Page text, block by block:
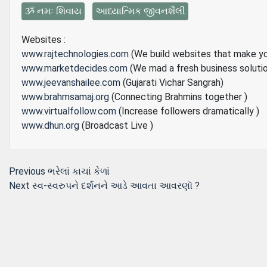
ૐ નમઃ શિવાય આધ્યાત્મિક જીવનશૈલી
Websites :
www.rajtechnologies.com (We build websites that make
www.marketdecides.com (We mad a fresh business
www.jeevanshailee.com (Gujarati Vichar Sangrah)
www.brahmsamaj.org (Connecting Brahmins together )
www.virtualfollow.com (Increase followers dramatically )
www.dhun.org (Broadcast Live )
Post
Previous Previous
post:
ભરેલાં કાચાં કેળાં
Next Next
સ્વ-સ્વરુપને દર્શનને આડે આવતા આવરણૉ ?